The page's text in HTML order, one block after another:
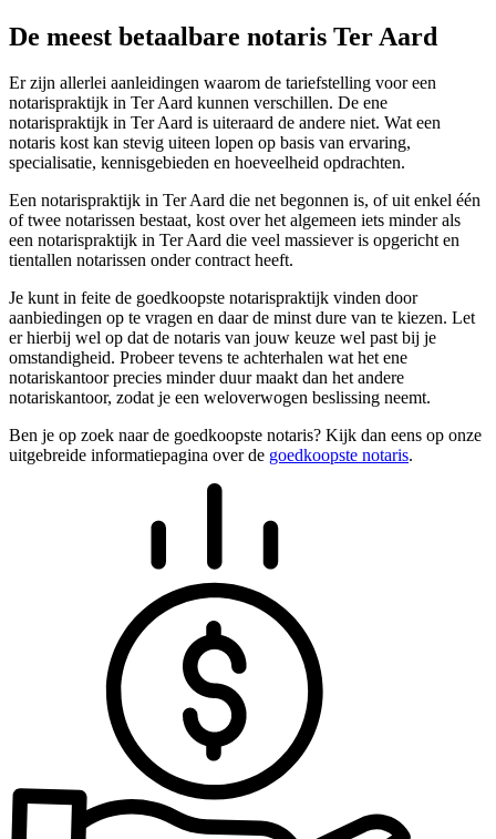
De meest betaalbare notaris Ter Aard
Er zijn allerlei aanleidingen waarom de tariefstelling voor een
notarispraktijk in Ter Aard kunnen verschillen. De ene
notarispraktijk in Ter Aard is uiteraard de andere niet. Wat een
notaris kost kan stevig uiteen lopen op basis van ervaring,
specialisatie, kennisgebieden en hoeveelheid opdrachten.
Een notarispraktijk in Ter Aard die net begonnen is, of uit enkel één
of twee notarissen bestaat, kost over het algemeen iets minder als
een notarispraktijk in Ter Aard die veel massiever is opgericht en
tientallen notarissen onder contract heeft.
Je kunt in feite de goedkoopste notarispraktijk vinden door
aanbiedingen op te vragen en daar de minst dure van te kiezen. Let
er hierbij wel op dat de notaris van jouw keuze wel past bij je
omstandigheid. Probeer tevens te achterhalen wat het ene
notariskantoor precies minder duur maakt dan het andere
notariskantoor, zodat je een weloverwogen beslissing neemt.
Ben je op zoek naar de goedkoopste notaris? Kijk dan eens op onze
uitgebreide informatiepagina over de goedkoopste notaris.